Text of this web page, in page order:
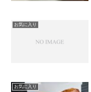
お気に入り
お気に入り